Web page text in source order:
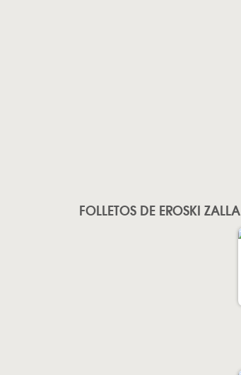
FOLLETOS DE EROSKI ZALLA